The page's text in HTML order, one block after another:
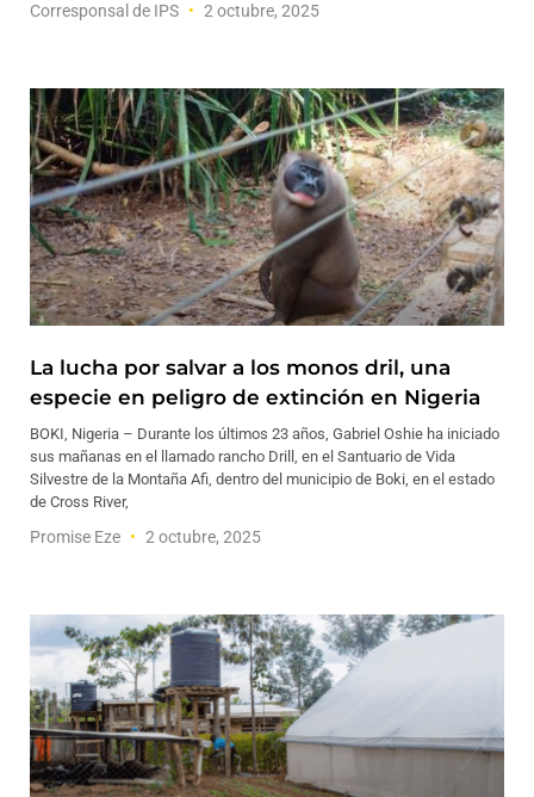
Corresponsal de IPS 2 octubre, 2025
La lucha por salvar a los monos dril, una
especie en peligro de extinción en Nigeria
BOKI, Nigeria – Durante los últimos 23 años, Gabriel Oshie ha iniciado
sus mañanas en el llamado rancho Drill, en el Santuario de Vida
Silvestre de la Montaña Afi, dentro del municipio de Boki, en el estado
de Cross River,
Promise Eze 2 octubre, 2025